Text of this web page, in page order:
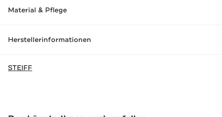
Material & Pflege
Herstellerinformationen
STEIFF